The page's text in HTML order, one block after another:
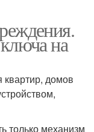
на
домов
только механизм